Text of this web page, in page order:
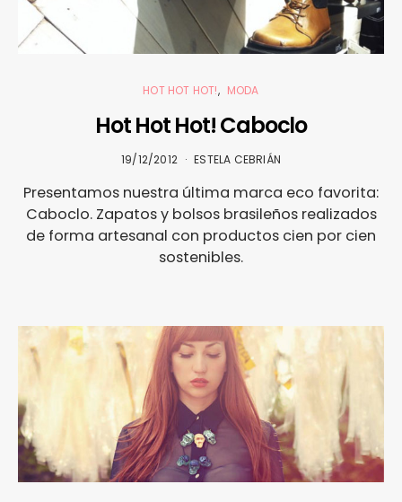
HOT HOT HOT! MODA
Hot Hot Hot! Caboclo
19/12/2012 ESTELA CEBRIÁN
Presentamos nuestra última marca eco favorita:
Caboclo. Zapatos y bolsos brasileños realizados
de forma artesanal con productos cien por cien
sostenibles.